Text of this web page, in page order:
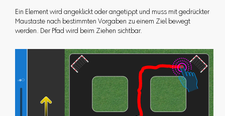
Ein Element wird angeklickt oder angetippt und muss mit gedrückter
Maustaste nach bestimmten Vorgaben zu einem Ziel bewegt
werden. Der Pfad wird beim Ziehen sichtbar.